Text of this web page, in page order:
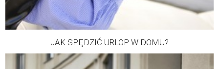
JAK SPĘDZIĆ URLOP W DOMU?